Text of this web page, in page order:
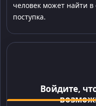
человек может найти
поступка.
Войдите,